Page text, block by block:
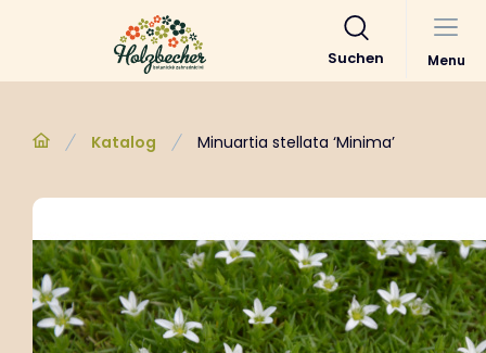
Suchen Menu
Katalog Minuartia stellata ‘Minima’